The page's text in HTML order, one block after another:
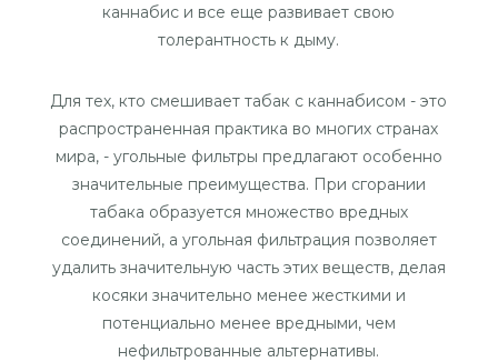
каннабис и все еще развивает свою
толерантность к дыму.
Для тех, кто смешивает табак с каннабисом - это
распространенная практика во многих странах
мира, - угольные фильтры предлагают особенно
значительные преимущества. При сгорании
табака образуется множество вредных
соединений, а угольная фильтрация позволяет
удалить значительную часть этих веществ, делая
косяки значительно менее жесткими и
потенциально менее вредными, чем
нефильтрованные альтернативы.